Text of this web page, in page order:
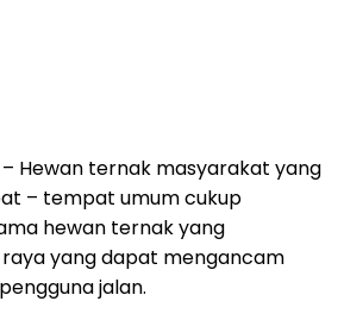
– Hewan ternak masyarakat yang
– tempat umum cukup
hewan ternak yang
yang dapat mengancam
jalan.